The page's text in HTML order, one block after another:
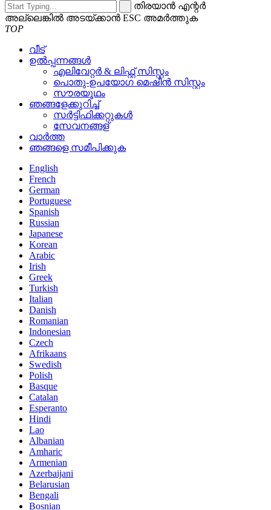
തിരയാൻ എന്റർ
അല്ലെങ്കിൽ അടയ്ക്കാൻ ESC അമർത്തുക
TOP
വീട്
ഉൽപ്പന്നങ്ങൾ
എലിവേറ്റർ & ലിഫ്റ്റ് സിസ്റ്റം
പൊതു-ഉപയോഗ മെഷീൻ സിസ്റ്റം
സൗരയൂഥം
ഞങ്ങളേക്കുറിച്ച്
സർട്ടിഫിക്കറ്റുകൾ
സേവനങ്ങള്
വാർത്ത
ഞങ്ങളെ സമീപിക്കുക
English
French
German
Portuguese
Spanish
Russian
Japanese
Korean
Arabic
Irish
Greek
Turkish
Italian
Danish
Romanian
Indonesian
Czech
Afrikaans
Swedish
Polish
Basque
Catalan
Esperanto
Hindi
Lao
Albanian
Amharic
Armenian
Azerbaijani
Belarusian
Bengali
Bosnian